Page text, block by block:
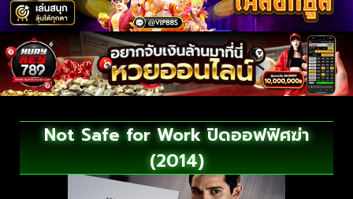
Not Safe for Work ปิดออฟฟิศฆ่า
(2014)